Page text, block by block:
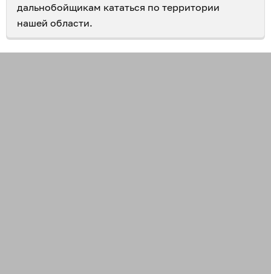
дальнобойщикам кататься по территории
нашей области.